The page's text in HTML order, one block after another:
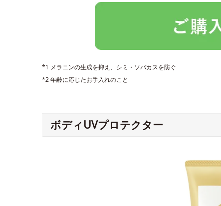
*1 メラニンの生成を抑え、シミ・ソバカスを防ぐ
*2 年齢に応じたお手入れのこと
ボディUVプロテクター